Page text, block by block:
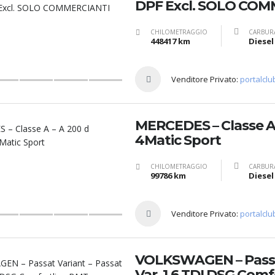
DPF Excl. SOLO
CHILOMETRAGGIO
448417 km Diesel
Venditore Privato:
MERCEDES –
4Matic Sport
CHILOMETRAGGIO
99786 km Diesel
Venditore Privato:
VOLKSWAGEN –